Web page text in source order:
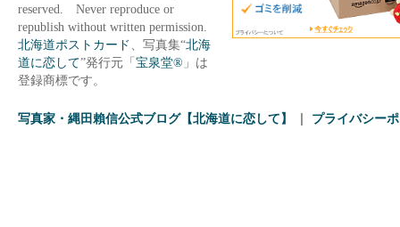
reserved. Never reproduce or
republish without written permission.
北海道ポストカード
、写真集“北海
道に恋して”発行元「 宝泉堂® 」は
登録商標です。
写真家・縄田賴信公式ブログ【北海道に恋して】 プライバシー